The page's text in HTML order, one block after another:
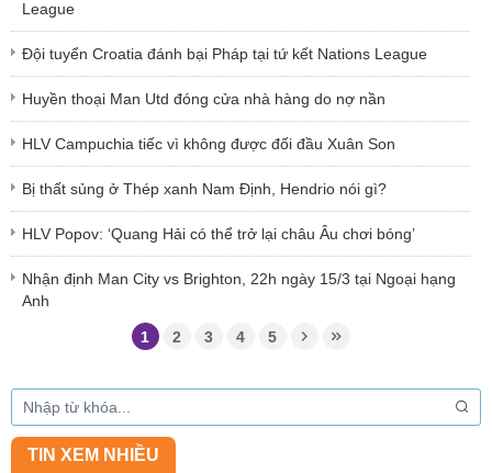
League
Đội tuyển Croatia đánh bại Pháp tại tứ kết Nations League
Huyền thoại Man Utd đóng cửa nhà hàng do nợ nần
HLV Campuchia tiếc vì không được đối đầu Xuân Son
Bị thất sủng ở Thép xanh Nam Định, Hendrio nói gì?
HLV Popov: ‘Quang Hải có thể trở lại châu Âu chơi bóng’
Nhận định Man City vs Brighton, 22h ngày 15/3 tại Ngoại hạng
Anh
1 2 3 4 5
TIN XEM NHIỀU